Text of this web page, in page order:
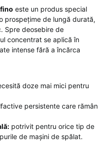
este un produs special
prospețime de lungă durată,
Spre deosebire de
concentrat se aplică în
intense fără a încărca
doze mai mici pentru
persistente care rămân
potrivit pentru orice tip de
de mașini de spălat.